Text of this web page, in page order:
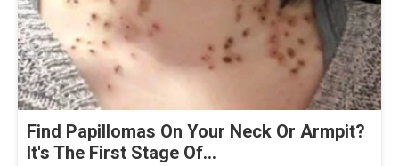
Find Papillomas On Your Neck Or Armpit?
It's The First Stage Of...